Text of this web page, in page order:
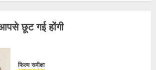
छूट गई होंगी
फिल्म समीक्षा